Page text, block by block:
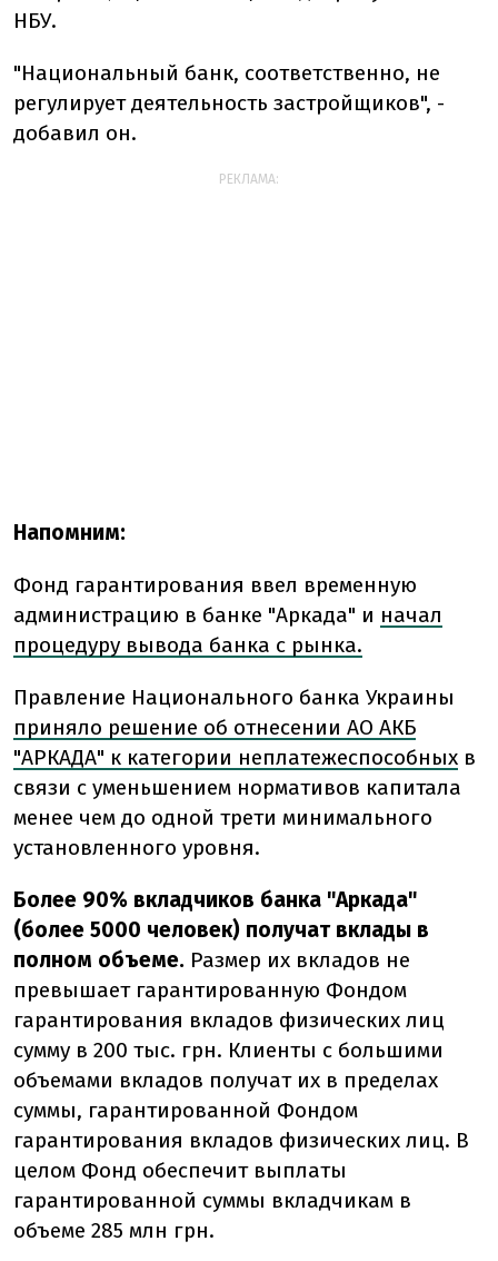
НБУ.
"Национальный банк, соответственно, не
регулирует деятельность застройщиков", -
добавил он.
РЕКЛАМА:
Напомним:
Фонд гарантирования ввел временную
администрацию в банке "Аркада" и начал
процедуру вывода банка с рынка.
Правление Национального банка Украины
приняло решение об отнесении АО АКБ
"АРКАДА" к категории неплатежеспособных в
связи с уменьшением нормативов капитала
менее чем до одной трети минимального
установленного уровня.
Более 90% вкладчиков банка "Аркада"
(более 5000 человек) получат вклады в
полном объеме. Размер их вкладов не
превышает гарантированную Фондом
гарантирования вкладов физических лиц
сумму в 200 тыс. грн. Клиенты с большими
объемами вкладов получат их в пределах
суммы, гарантированной Фондом
гарантирования вкладов физических лиц. В
целом Фонд обеспечит выплаты
гарантированной суммы вкладчикам в
объеме 285 млн грн.